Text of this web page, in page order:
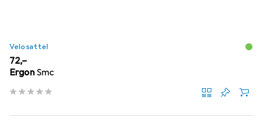
Velosattel
EUR
72,–
Ergon Smc